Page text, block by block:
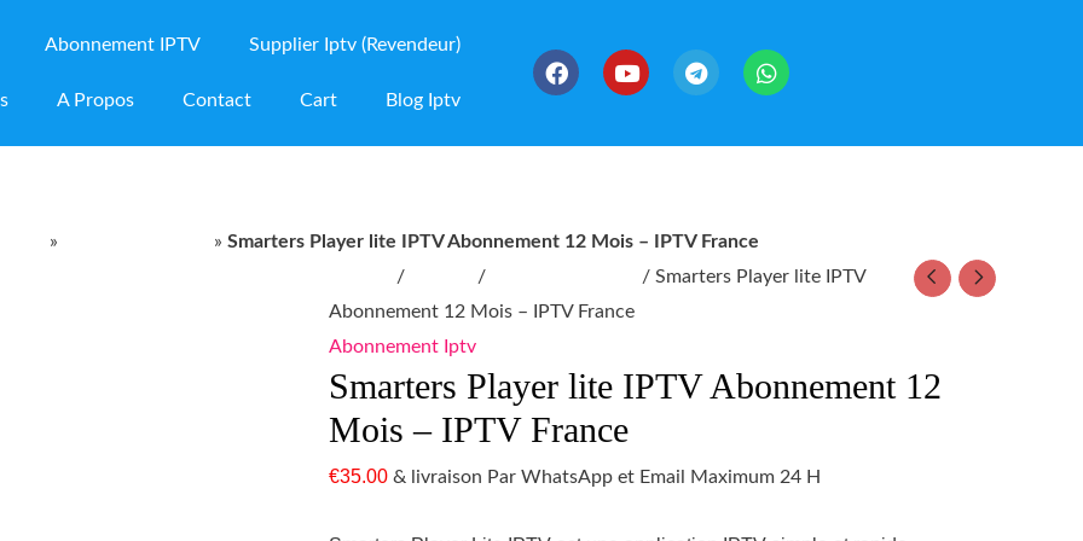
Abonnement IPTV Supplier Iptv (Revendeur)
A Propos Contact Cart Blog Iptv
F
a
b
Y
o
u
T
e
g
W
h
s
» » Smarters Player lite IPTV Abonnement 12 Mois – IPTV France
/ /
/ Smarters Player lite IPTV
Abonnement 12 Mois – IPTV France
Abonnement Iptv
Smarters Player lite IPTV Abonnement 12
Mois – IPTV France
€35.00 & livraison Par WhatsApp et Email Maximum 24 H
quantité
Smarters
Player
lite
IPTV
12